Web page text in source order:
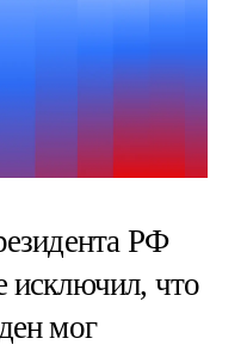
РФ
исключил, что
мог